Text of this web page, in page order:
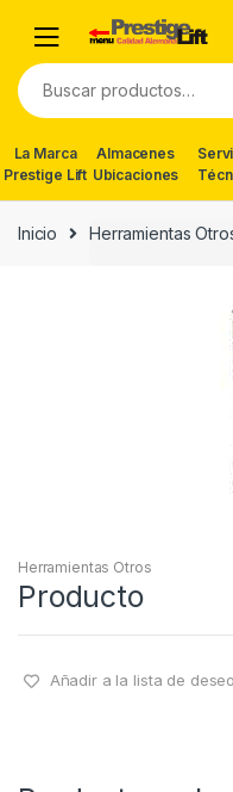
navigation
content
Buscar
por:
La Marca
Prestige Lift
Almacenes
Ubicaciones
Inicio Herramientas
Herramientas Otros
Producto
Añadir a la lista de